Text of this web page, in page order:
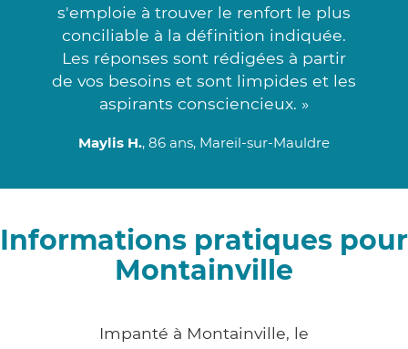
s'emploie à trouver le renfort le plus
conciliable à la définition indiquée.
Les réponses sont rédigées à partir
de vos besoins et sont limpides et les
aspirants consciencieux. »
Maylis H., 86 ans, Mareil-sur-Mauldre
Informations pratiques pour
Montainville
Impanté à Montainville, le